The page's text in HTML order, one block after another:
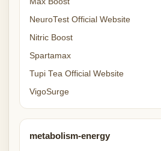
NeuroTest Official Website
Nitric Boost
Spartamax
Tupi Tea Official Website
VigoSurge
metabolism-energy